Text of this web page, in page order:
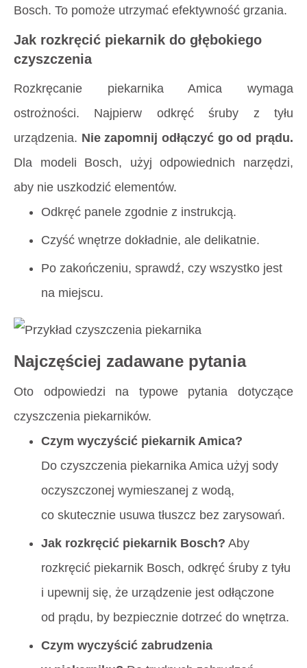
Bosch. To pomoże utrzymać efektywność grzania.
Jak rozkręcić piekarnik do głębokiego
czyszczenia
Rozkręcanie piekarnika Amica wymaga
ostrożności. Najpierw odkręć śruby z tyłu
urządzenia. Nie zapomnij odłączyć go od prądu.
Dla modeli Bosch, użyj odpowiednich narzędzi,
aby nie uszkodzić elementów.
Odkręć panele zgodnie z instrukcją.
Czyść wnętrze dokładnie, ale delikatnie.
Po zakończeniu, sprawdź, czy wszystko jest
na miejscu.
Najczęściej zadawane pytania
Oto odpowiedzi na typowe pytania dotyczące
czyszczenia piekarników.
Czym wyczyścić piekarnik Amica?
Do czyszczenia piekarnika Amica użyj sody
oczyszczonej wymieszanej z wodą,
co skutecznie usuwa tłuszcz bez zarysowań.
Jak rozkręcić piekarnik Bosch? Aby
rozkręcić piekarnik Bosch, odkręć śruby z tyłu
i upewnij się, że urządzenie jest odłączone
od prądu, by bezpiecznie dotrzeć do wnętrza.
Czym wyczyścić zabrudzenia